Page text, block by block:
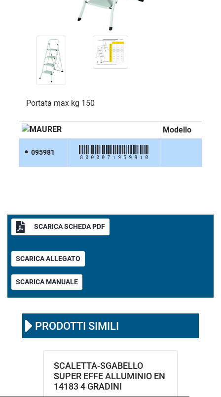
Portata max kg 150
Modello
095981 8000071959810
SCARICA SCHEDA PDF
SCARICA ALLEGATO
SCARICA MANUALE
PRODOTTI SIMILI
SCALETTA-SGABELLO
SUPER EFFE ALLUMINIO EN
14183 4 GRADINI